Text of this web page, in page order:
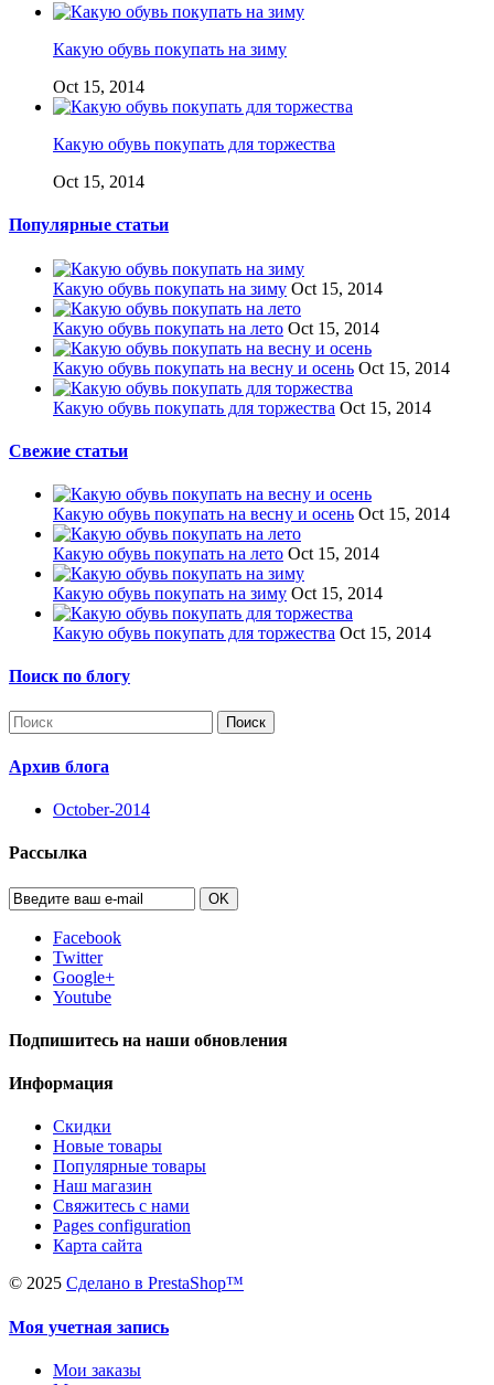
Какую обувь покупать на зиму
Oct 15, 2014
Какую обувь покупать для торжества
Oct 15, 2014
Популярные статьи
Какую обувь покупать на зиму Oct 15, 2014
Какую обувь покупать на лето Oct 15, 2014
Какую обувь покупать на весну и осень Oct 15, 2014
Какую обувь покупать для торжества Oct 15, 2014
Свежие статьи
Какую обувь покупать на весну и осень Oct 15, 2014
Какую обувь покупать на лето Oct 15, 2014
Какую обувь покупать на зиму Oct 15, 2014
Какую обувь покупать для торжества Oct 15, 2014
Поиск по блогу
Поиск
Архив блога
October-2014
Рассылка
OK
Facebook
Twitter
Google+
Youtube
Подпишитесь на наши обновления
Информация
Скидки
Новые товары
Популярные товары
Наш магазин
Свяжитесь с нами
Pages configuration
Карта сайта
© 2025 Сделано в PrestaShop™
Моя учетная запись
Мои заказы